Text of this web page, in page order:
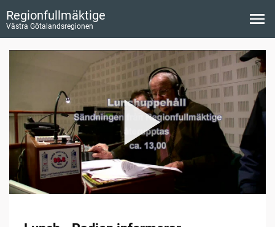
Regionfullmäktige
Västra Götalandsregionen